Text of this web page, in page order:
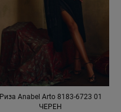
Риза Anabel Arto 8183-6723 01
ЧЕРЕН